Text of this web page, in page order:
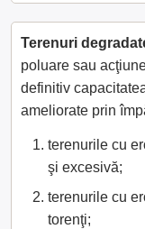
Terenuri
poluare sau
definitiv
ameliorate prin
terenurile cu
şi excesivă;
terenurile cu
torenţi;